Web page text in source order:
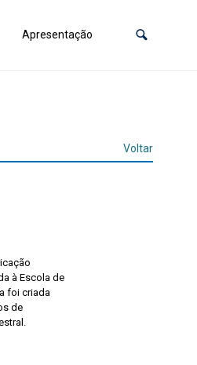
Apresentação
Voltar
à Escola de
foi criada
de